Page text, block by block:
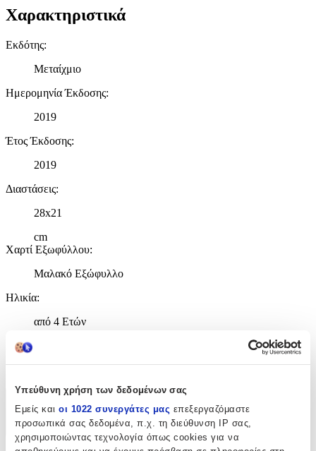
Υπεύθυνη χρήση των δεδομένων σας
Εμείς και οι 1022 συνεργάτες μας επεξεργαζόμαστε
προσωπικά σας δεδομένα, π.χ. τη διεύθυνση IP σας,
χρησιμοποιώντας τεχνολογία όπως cookies για να
Χαρακτηριστικά
Εκδότης:
Μεταίχμιο
Ημερομηνία Έκδοσης:
2019
Έτος Έκδοσης:
2019
Διαστάσεις:
28x21
cm
Χαρτί Εξωφύλλου:
Μαλακό Εξώφυλλο
Ηλικία:
από 4 Ετών
ISBN:
Χαρακτηριστικά
+